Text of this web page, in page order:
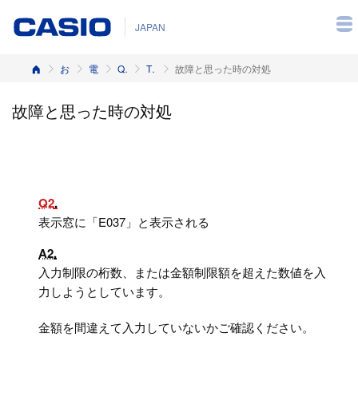
JAPAN
ホーム お客様サポート 電子レジスター Q&A（よくある質問と答え） TK-2800, TK-2600, NK-2000 故障と思った時の対処
故障と思った時の対処
Q2
表示窓に「E037」と表示される
A2
入力制限の桁数、または金額制限額を超えた数値を入
力しようとしています。
金額を間違えて入力していないかご確認ください。